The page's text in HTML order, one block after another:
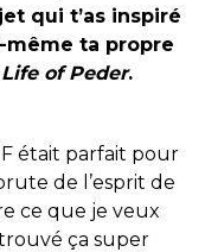
qui t’as inspiré
ta propre
Life of Peder.
était parfait pour
de l’esprit de
ce que je veux
ça super